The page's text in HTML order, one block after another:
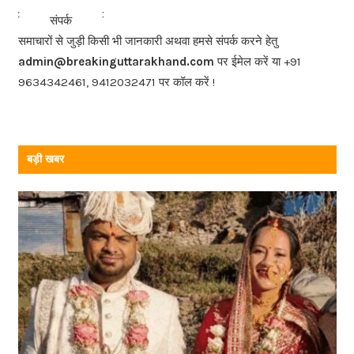
b
o
o
k
<<< संपर्क
>>>
समाचारों से जुड़ी किसी भी जानकारी अथवा हमसे संपर्क करने हेतु
admin@breakinguttarakhand.com पर ईमेल करें या +91
9634342461, 9412032471 पर कॉल करें !
बड़ी खबर